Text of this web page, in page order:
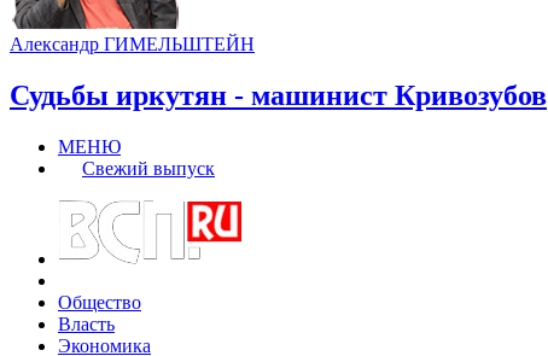
Александр ГИМЕЛЬШТЕЙН
Судьбы иркутян - машинист Кривозубов
МЕНЮ
Свежий выпуск
Общество
Власть
Экономика